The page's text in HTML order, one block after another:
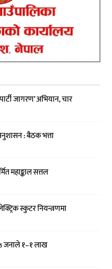
जागरण’ अभियान, चार
: बैठक भत्ता
महाङ्काल सत्तल
स्कुटर नियन्त्रणमा
जनाले १–१ लाख